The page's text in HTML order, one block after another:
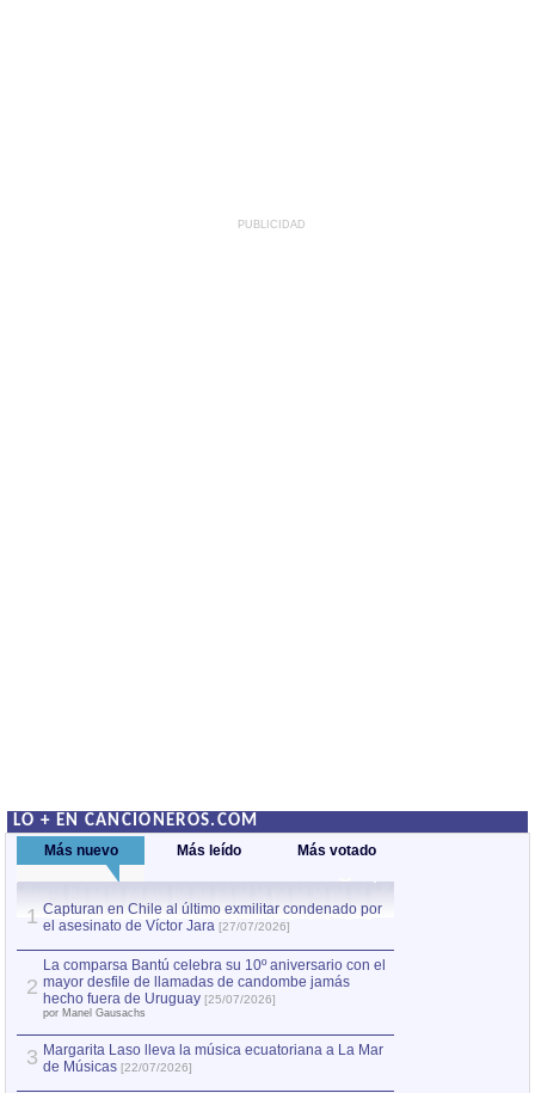
PUBLICIDAD
LO + EN CANCIONEROS.COM
Más nuevo Más leído Más votado
1 Capturan en Chile al último exmilitar condenado por
el asesinato de Víctor Jara [27/07/2026]
2
La comparsa Bantú celebra su 10º aniversario con el
mayor desfile de llamadas de candombe jamás
hecho fuera de Uruguay [25/07/2026]
por Manel Gausachs
3 Margarita Laso lleva la música ecuatoriana a La Mar
de Músicas [22/07/2026]